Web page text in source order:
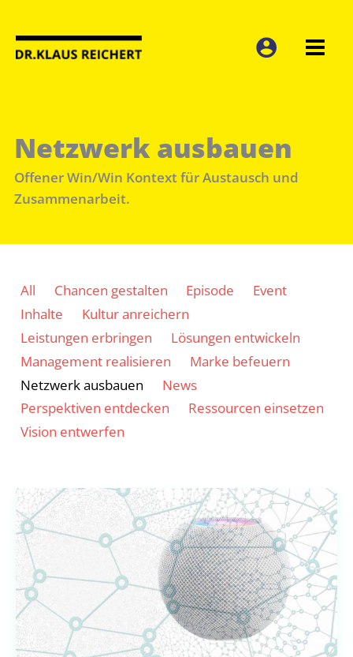
Inhalt
springen
Netzwerk ausbauen
Offener Win/Win Kontext für Austausch und
Zusammenarbeit.
Filter
posts
by
category
All Chancen gestalten Episode
Event
Inhalte
Kultur anreichern
Leistungen erbringen
Lösungen entwickeln
Management realisieren
Marke befeuern
Netzwerk ausbauen
News
Perspektiven entdecken
Ressourcen einsetzen
Vision entwerfen